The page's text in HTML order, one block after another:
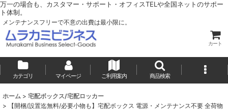
万一の場合も、カスタマー・サポート・オフィスTELや全国ネットのサポー
ト体制。
メンテナンスフリーで不意の出費は最小限に。
カート
カテゴリ マイページ ご利用案内 商品検索
ホーム > 宅配ボックス/宅配ロッカー
>
【開梱/設置迄無料/必要小物も】宅配ボックス 電源・メンテナンス不要 全荷物